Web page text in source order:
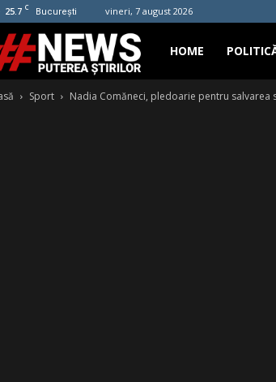
25.7 C București vineri, 7 august 2026
Hashtag
HOME
Sport Nadia Comăneci, pledoarie pentru salvarea